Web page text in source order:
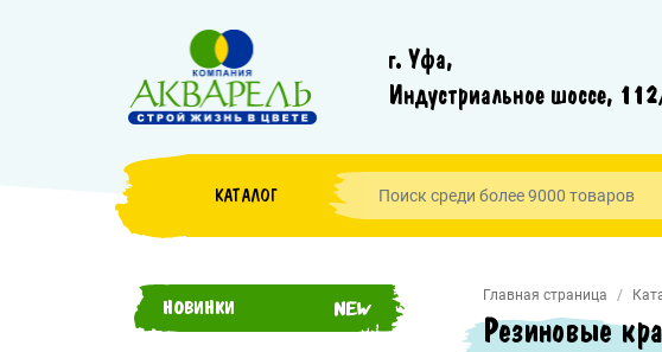
г. Уфа,
Индустриальное шоссе,
КАТАЛОГ
НОВИНКИ
Главная страница
Резиновые